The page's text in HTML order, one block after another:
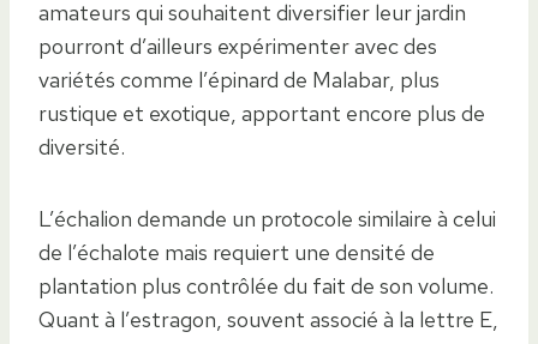
amateurs qui souhaitent diversifier leur jardin
pourront d’ailleurs expérimenter avec des
variétés comme l’épinard de Malabar, plus
rustique et exotique, apportant encore plus de
diversité.
L’échalion demande un protocole similaire à celui
de l’échalote mais requiert une densité de
plantation plus contrôlée du fait de son volume.
Quant à l’estragon, souvent associé à la lettre E,